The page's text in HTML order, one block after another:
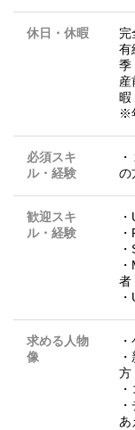
休日・休暇
完
有
季
産
暇
※
必須スキ
ル・経験
の
歓迎スキ
ル・経験
者
求める人物
像
方
あ